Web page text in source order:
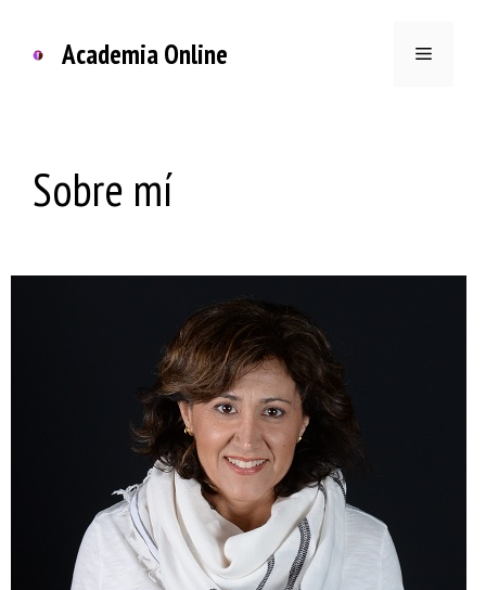
contenidoAcademia Online Menú
Sobre mí